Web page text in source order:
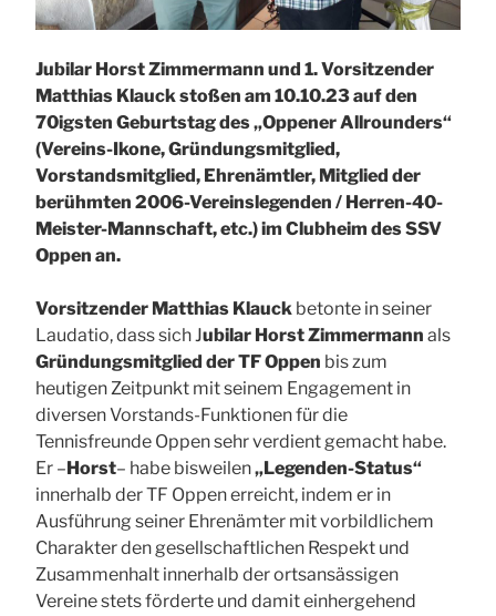
Jubilar Horst Zimmermann und 1. Vorsitzender
Matthias Klauck stoßen am 10.10.23 auf den
70igsten Geburtstag des „Oppener Allrounders“
(Vereins-Ikone, Gründungsmitglied,
Vorstandsmitglied, Ehrenämtler, Mitglied der
berühmten 2006-Vereinslegenden / Herren-40-
Meister-Mannschaft, etc.) im Clubheim des SSV
Oppen an.
Vorsitzender Matthias Klauck betonte in seiner
Laudatio, dass sich Jubilar Horst Zimmermann als
Gründungsmitglied der TF Oppen bis zum
heutigen Zeitpunkt mit seinem Engagement in
diversen Vorstands-Funktionen für die
Tennisfreunde Oppen sehr verdient gemacht habe.
Er –Horst– habe bisweilen„Legenden-Status“
innerhalb der TF Oppen erreicht, indem er in
Ausführung seiner Ehrenämter mit vorbildlichem
Charakter den gesellschaftlichen Respekt und
Zusammenhalt innerhalb der ortsansässigen
Vereine stets förderte und damit einhergehend